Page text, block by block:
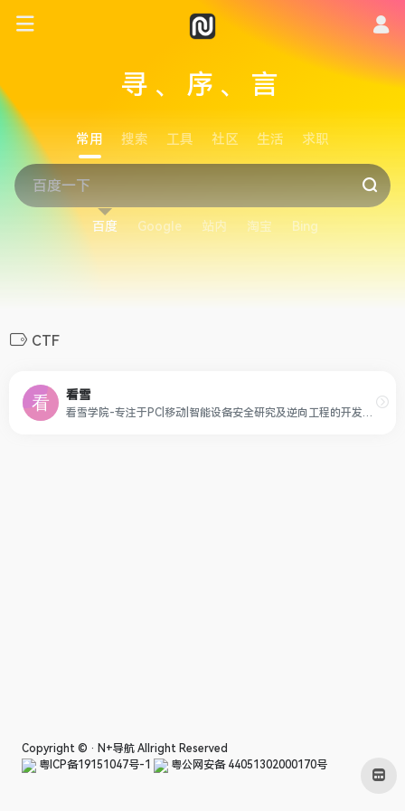
寻、序、言
常用 搜索 工具 社区 生活 求职
百度 Google 站内 淘宝 Bing
CTF
看雪
Copyright © · N+导航 Allright Reserved
粤ICP备19151047号-1
粤公网安备 44051302000170号